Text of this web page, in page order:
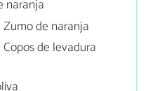
naranja
de naranja
de levadura